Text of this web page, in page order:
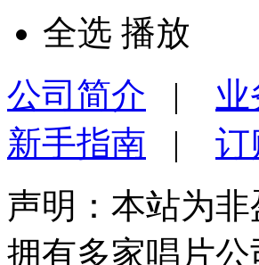
全选 播放
公司简介 | 业
新手指南 | 订
声明：本站为
拥有多家唱片